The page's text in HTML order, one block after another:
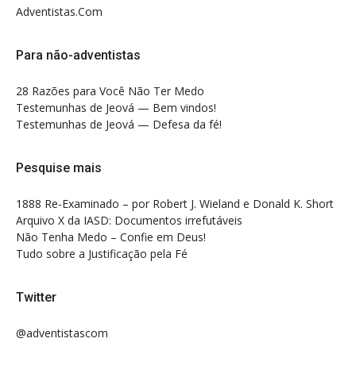
Adventistas.Com
Para não-adventistas
28 Razões para Você Não Ter Medo
Testemunhas de Jeová — Bem vindos!
Testemunhas de Jeová — Defesa da fé!
Pesquise mais
1888 Re-Examinado – por Robert J. Wieland e Donald K. Short
Arquivo X da IASD: Documentos irrefutáveis
Não Tenha Medo – Confie em Deus!
Tudo sobre a Justificação pela Fé
Twitter
@adventistascom